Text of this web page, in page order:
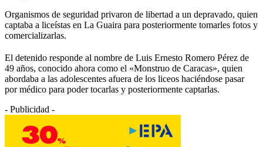
Organismos de seguridad privaron de libertad a un depravado, quien
captaba a liceístas en La Guaira para posteriormente tomarles fotos y
comercializarlas.
El detenido responde al nombre de Luis Ernesto Romero Pérez de
49 años, conocido ahora como el «Monstruo de Caracas», quien
abordaba a las adolescentes afuera de los liceos haciéndose pasar
por médico para poder tocarlas y posteriormente captarlas.
- Publicidad -